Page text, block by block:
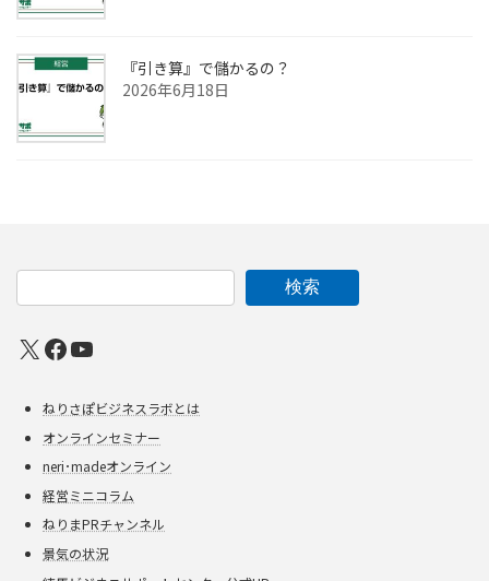
『引き算』で儲かるの？
2026年6月18日
検索
X Facebook
YouTube
ねりさぽビジネスラボとは
オンラインセミナー
neri･madeオンライン
経営ミニコラム
ねりまPRチャンネル
景気の状況